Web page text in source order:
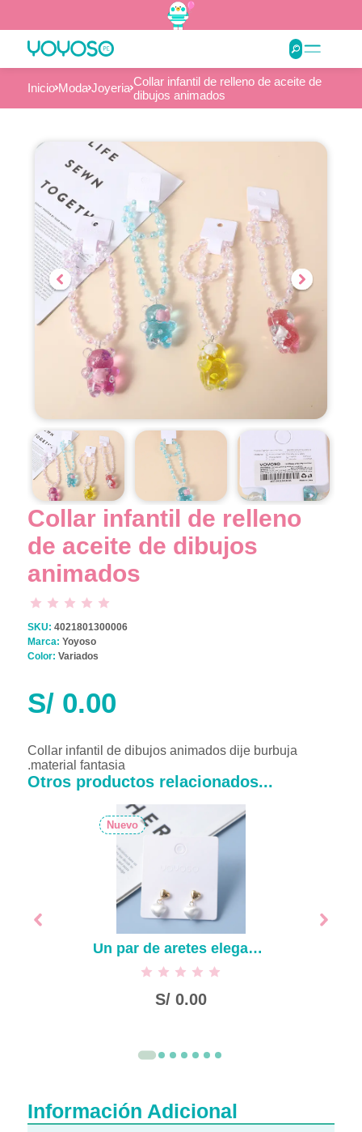
Inicio Moda Joyeria Collar infantil de relleno de aceite de
dibujos animados
Collar infantil de relleno
de aceite de dibujos
animados
SKU: 4021801300006
Marca: Yoyoso
Color: Variados
S/0.00
Collar infantil de dibujos animados dije burbuja
.material fantasia
Otros productos relacionados...
Nuevo
Un par de aretes elegantes con diamantes de imitación que combinan con todo-5
S/0.00
Información Adicional